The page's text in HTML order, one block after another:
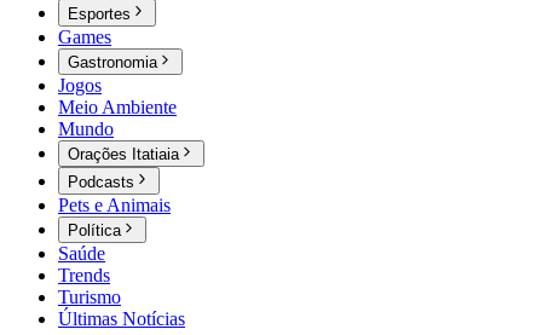
Esportes
Games
Gastronomia
Jogos
Meio Ambiente
Mundo
Orações Itatiaia
Podcasts
Pets e Animais
Política
Saúde
Trends
Turismo
Últimas Notícias